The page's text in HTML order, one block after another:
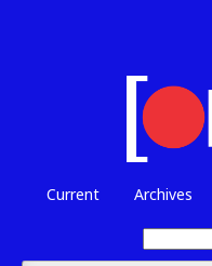
Current Archives